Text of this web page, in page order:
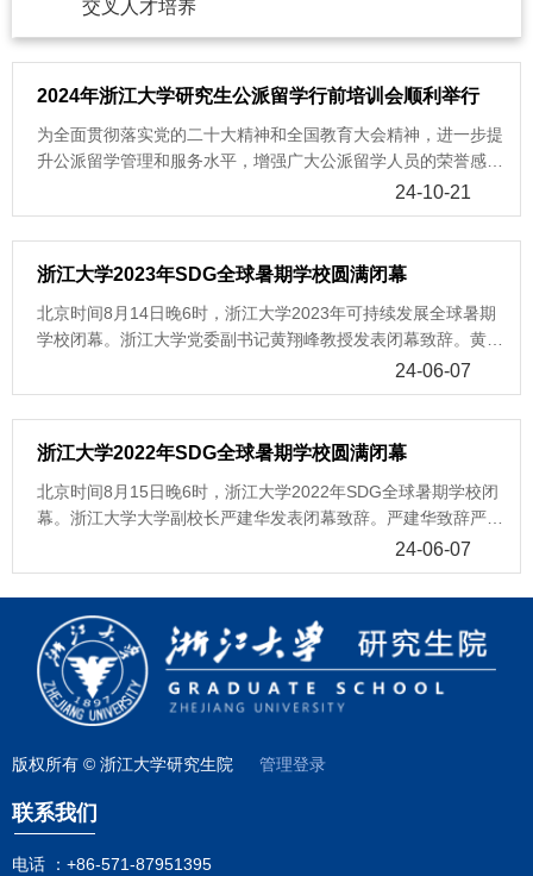
交叉人才培养
2024年浙江大学研究生公派留学行前培训会顺利举行
为全面贯彻落实党的二十大精神和全国教育大会精神，进一步提
升公派留学管理和服务水平，增强广大公派留学人员的荣誉感和
责任感，并帮助他们以充分的准备和积极的心态迎接即将到来的
海外学习生活，研究生院于10月18日在浙江大学紫金港校区组织
召开了2024年浙江大学研究生公派留学行前培训会，并在舟山校
区、海宁校区、宁波软件学院、义乌“一带一路”国际医学院设分
软件学院分会场 义乌“一带一路”国际医学院分会场本次培训会邀
请了教育部留学服务中心出国处项目主管裴金灵、马丽，浙江省
政府外事办综合处二级调研员俞弼文，浙江大学研究生培养处处
长王青青，浙江大学计划财务处会计核算中心紫金港分中心（东
区）副主任吴慧夏、财务信息技术管理办公室水甜甜，为师生们
讲解公派留学相关事宜。会议由浙江大学研究生培养处副处长倪
灵、马丽为大家详细解读了公派留学派出手续办理流程，包括国
家公派出国留学服务体系、国家公派出国留学派出实务以及部分
国家签证办理指导等。在互动答疑环节中，现场学生积极提问，
裴老师和马老师耐心解答了大家的关注问题。 然后，浙江省政府
多个案例，以“海外多风险、领保伴你行”为主题，同与会人员分
享了海外主要安全风险、如何寻求领事保护、如何防范各类电信
诈骗等实用信息，指导出国留学人员进一步提高安全风险防范意
识、应急处理能力和自我保护能力。随后，研究生培养处处长王
派留学派出手续，并就学生关心的学籍异动、在外管理、财务手
机会，赴世界一流大学或科研机构，师从一流导师，坚守爱国主
所用，为中国式现代化贡献浙大力量。最后，计划财务处会计核
24-10-21
浙江大学2023年SDG全球暑期学校圆满闭幕
北京时间8月14日晚6时，浙江大学2023年可持续发展全球暑期
学校闭幕。浙江大学党委副书记黄翔峰教授发表闭幕致辞。黄翔
峰致辞黄翔峰首先向参加全球暑期学校的同学们表达了诚挚的问
候，衷心祝贺此次全球暑期学校成功举办。黄翔峰指出，在2022
年的全球发展高层对话会上，习近平主席提出共创普惠平衡、协
调包容、合作共赢、共同繁荣的发展格局。浙江大学可持续发展
焦碳中和、包容性发展、智慧城市、数据可视化和智能无人系统
等5个主题的关键模块，为可持续发展的未来提供了深刻理解。
在为期14天的旅程中，来自全球82个国家和地区的千余名优秀学
生参加了本次全球暑期学校。浙江大学致力于培养具有全球视野
和社会责任感的创新型人才，构建人类命运共同体，应对全球挑
战。黄翔峰向所有授课老师、助教和志愿者们致以真诚的谢意，
正是大家共同的努力，让本次全球暑期学校得以圆满结束。最
后，黄翔峰还代表浙江大学向全体同学的积极参与表示了衷心的
感谢，并向同学们发出诚挚邀请，欢迎大家分享在浙江大学全球
暑期学校获得的知识，呼吁大家一年后再次相聚在浙江大学，以
卓越的表现践行可持续发展。全球暑校学生上课画面全球暑期学
中，同学们参加了5个学术模块的跨学科学习，通过参与学术讲
座、小组讨论和专业训练，加深了对全球化背景下可持续发展内
涵及实现路径的认知，深入了解了全球最新理念与行动，拓宽了
24-06-07
浙江大学2022年SDG全球暑期学校圆满闭幕
北京时间8月15日晚6时，浙江大学2022年SDG全球暑期学校闭
幕。浙江大学大学副校长严建华发表闭幕致辞。严建华致辞严建
华首先代表浙江大学向全球暑期学校的同学们表达了感谢，并祝
贺同学们顺利完成了全球暑期学校的学习。同时，严建华向所有
授课老师、助教和志愿者们致以真诚的谢意，正是大家共同的努
力，让本次全球暑期学校圆满闭幕。严校长指出，2022年全球暑
期学校是浙江大学有史以来第一次在线上举办的全球暑期学校，
克服了跨时区学生们共同学习和沟通的障碍，得到了广泛的关注
和热议。浙江大学全球暑期学校的根本使命是激发同学们对可持
续发展的兴趣和热情，让更多的人一起来思考紧迫的社会问题，
以及如何让社会变得更美好。来自全球81个国家和地区的近千名
进行了多种形式的交流是一次非常棒的经历和体验。严建华指
出，浙江大学将继续探索可持续发展教育，践行可持续发展理
念，加强与国内外其他利益相关者的沟通和对话，鼓励同学们与
24-06-07
版权所有 © 浙江大学研究生院 管理登录
联系我们
电话 ： +86-571-87951395